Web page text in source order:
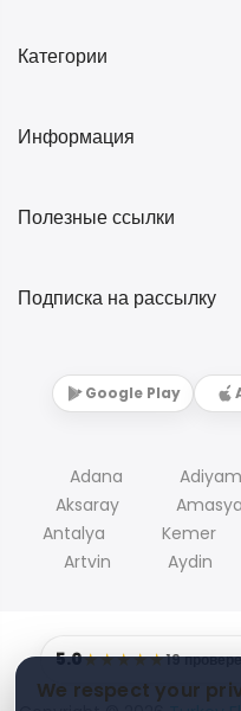
We respect your
Категории
Информация
Полезные ссылки
Подписка на рассылку
Google Play
Adana
Aksaray
Amasya
Antalya
Kemer
Artvin
Aydin
5.0★★★★★19